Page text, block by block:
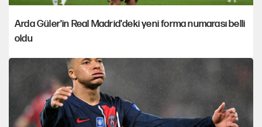
Arda Güler'in Real Madrid'deki yeni forma numarası belli
oldu